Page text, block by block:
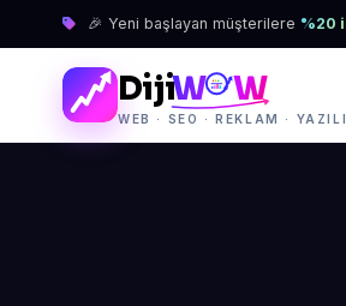
🎉 Yeni başlayan müşterilere %20
DijiW W
WEB · SEO · REKLAM ·